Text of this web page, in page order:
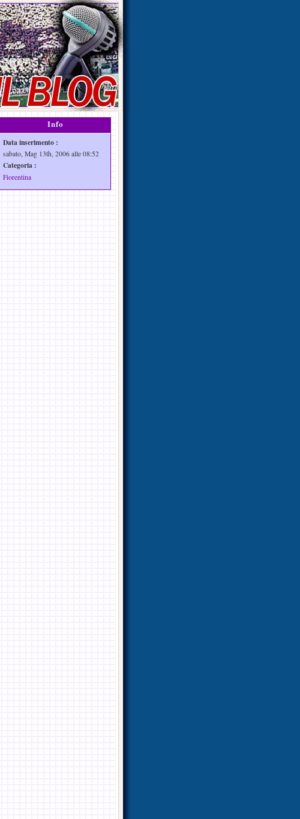
Info
Data inserimento :
sabato, Mag 13th, 2006 alle 08:52
Categoria :
Fiorentina